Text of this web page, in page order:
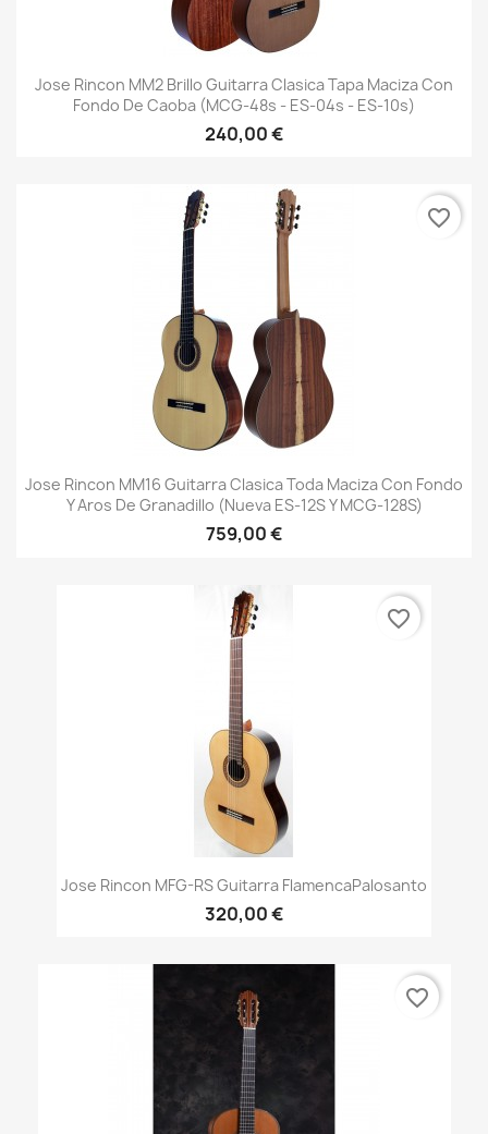
Jose Rincon MM2 Brillo Guitarra Clasica Tapa Maciza Con
Fondo De Caoba (MCG-48s - ES-04s - ES-10s)
240,00 €
Jose Rincon MM16 Guitarra Clasica Toda Maciza Con Fondo
Y Aros De Granadillo (Nueva ES-12S Y MCG-128S)
759,00 €
favorite_border
Jose Rincon MFG-RS Guitarra FlamencaPalosanto
320,00 €
favorite_border
favorite_border